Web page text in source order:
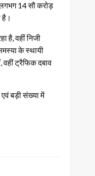
14 सौ करोड़
है।
है, वहीं निजी
के स्थायी
वहीं ट्रैफिक दबाव
बड़ी संख्या में